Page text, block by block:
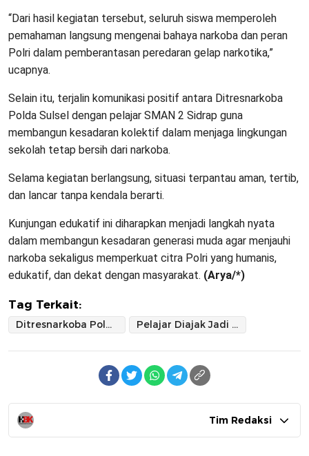
“Dari hasil kegiatan tersebut, seluruh siswa memperoleh
pemahaman langsung mengenai bahaya narkoba dan peran
Polri dalam pemberantasan peredaran gelap narkotika,”
ucapnya.
Selain itu, terjalin komunikasi positif antara Ditresnarkoba
Polda Sulsel dengan pelajar SMAN 2 Sidrap guna
membangun kesadaran kolektif dalam menjaga lingkungan
sekolah tetap bersih dari narkoba.
Selama kegiatan berlangsung, situasi terpantau aman, tertib,
dan lancar tanpa kendala berarti.
Kunjungan edukatif ini diharapkan menjadi langkah nyata
dalam membangun kesadaran generasi muda agar menjauhi
narkoba sekaligus memperkuat citra Polri yang humanis,
edukatif, dan dekat dengan masyarakat. (Arya/*)
Tag Terkait:
Ditresnarkoba Polda Sulsel Edukasi 54 Siswa SMAN 2 Sidrap Pelajar Diajak Jadi Duta Anti Narkoba
Tim Redaksi